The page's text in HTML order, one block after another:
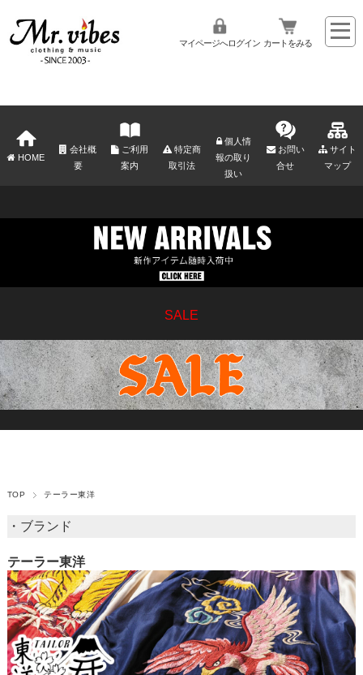
マイページへログイン カートをみる
HOME
会社概
要
ご利用
案内
特定商
取引法
個人情
報の取り
扱い
お問い
合せ
サイト
マップ
SALE
TOP テーラー東洋
・ブランド
テーラー東洋